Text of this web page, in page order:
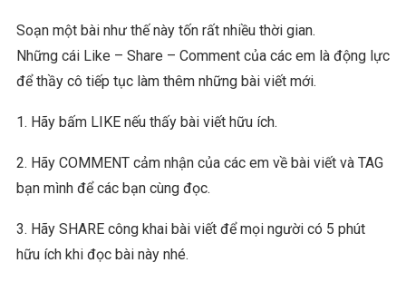
Soạn một bài như thế này tốn rất nhiều thời gian.
Những cái Like – Share – Comment của các em là động lực
để thầy cô tiếp tục làm thêm những bài viết mới.
1. Hãy bấm LIKE nếu thấy bài viết hữu ích.
2. Hãy COMMENT cảm nhận của các em về bài viết và TAG
bạn mình để các bạn cùng đọc.
3. Hãy SHARE công khai bài viết để mọi người có 5 phút
hữu ích khi đọc bài này nhé.